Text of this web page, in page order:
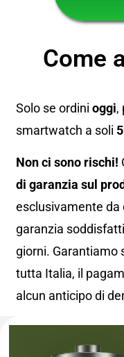
Come
Solo se ordini oggi,
smartwatch a soli
Non ci sono rischi!
di garanzia sul
esclusivamente da
garanzia
giorni. Garantiamo
tutta Italia, il
alcun anticipo di